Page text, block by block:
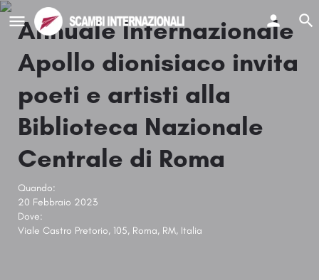
Annuale Internazionale
Apollo dionisiaco invita
poeti e artisti alla
Biblioteca Nazionale
Centrale di Roma
Quando:
20 Febbraio 2023
Dove:
Viale Castro Pretorio, 105, Roma, RM, Italia